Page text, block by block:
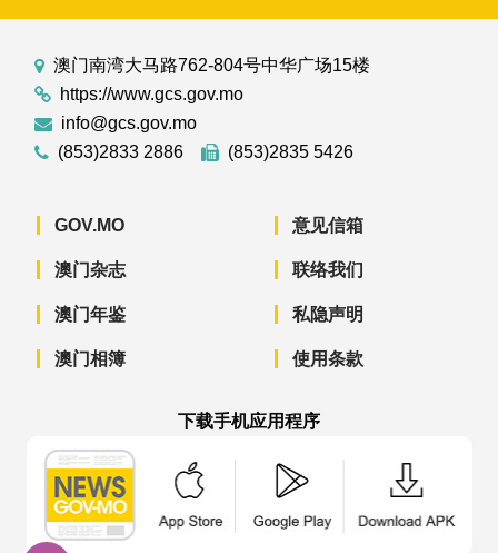
澳门南湾大马路762-804号中华广场15楼
https://www.gcs.gov.mo
info@gcs.gov.mo
(853)2833 2886
(853)2835 5426
GOV.MO
澳门杂志
澳门年鉴
澳门相簿
意见信箱
联络我们
私隐声明
使用条款
下载手机应用程序